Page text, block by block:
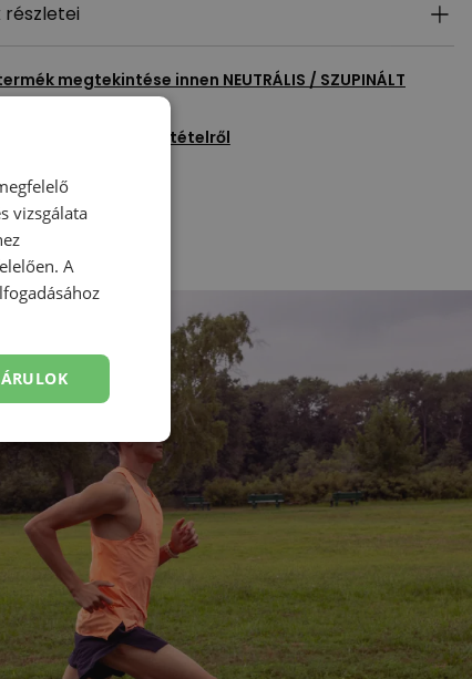
megtekintése innen NEUTRÁLIS / SZUPINÁLT
fel kérdést erről a tételről
vizsgálata
A